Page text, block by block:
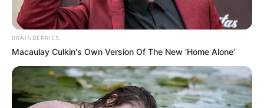
BRAINBERRIES
Macaulay Culkin's Own Version Of The New ‘Home Alone’